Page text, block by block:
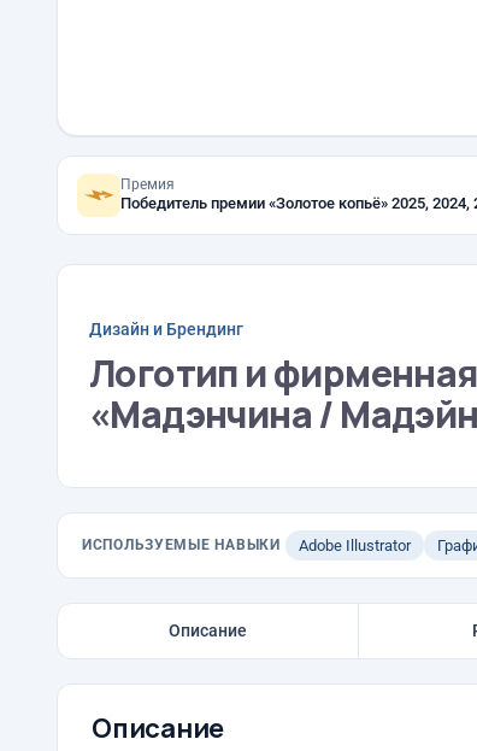
Премия
Победитель премии «Золотое копьё»
Дизайн и Брендинг
Логотип и
«Мадэнчина /
ИСПОЛЬЗУЕМЫЕ НАВЫКИ Adobe Illustrator
Описание
Описание